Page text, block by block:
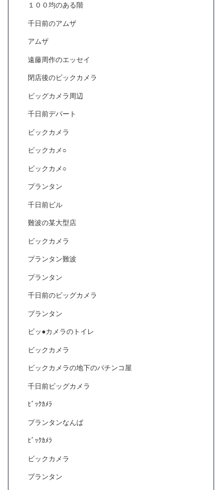
１００均のある階
千日前のアムザ
アムザ
遠藤周作のエッセイ
閉店後のビックカメラ
ビッグカメラ周辺
千日前デパート
ビックカメラ
ビックカメ○
ビックカメ○
プランタン
千日前ビル
難波の某大型店
ビックカメラ
プランタン難波
プランタン
千日前のビッグカメラ
プランタン
ビッ●カメラのトイレ
ビックカメラ
ビックカメラの地下のパチンコ屋
千日前ビッグカメラ
ﾋﾞｯｸｶﾒﾗ
プランタンなんば
ﾋﾞｯｸｶﾒﾗ
ビックカメラ
プランタン